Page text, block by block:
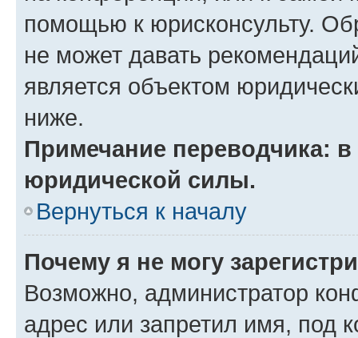
помощью к юрисконсульту.
не может давать
является объектом
ниже.
Примечание переводчика:
юридической силы.
Вернуться к началу
Почему я не могу
Возможно, администратор
адрес или запретил имя, под